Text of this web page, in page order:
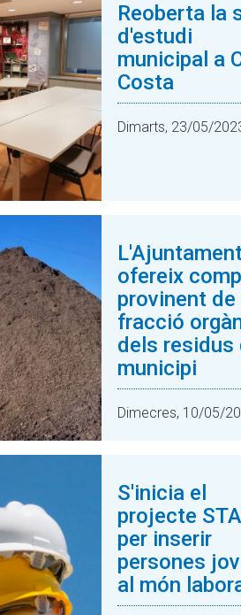
Reoberta la
d'estudi
municipal a
Costa
Dimarts, 23/05/
ofereix
provinent de
fracció
dels residus
municipi
Dimecres, 10/05/
S'inicia el
projecte
per inserir
persones
al món